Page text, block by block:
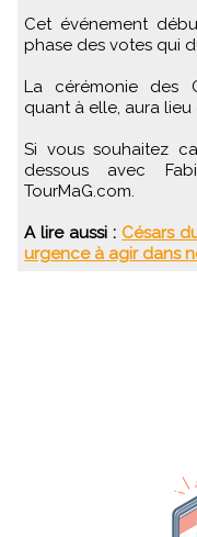
Cet événement
phase des votes qui
La cérémonie des
quant à elle, aura lieu
Si vous souhaitez
dessous avec
TourMaG.com.
A lire aussi : Césars
urgence à agir dans